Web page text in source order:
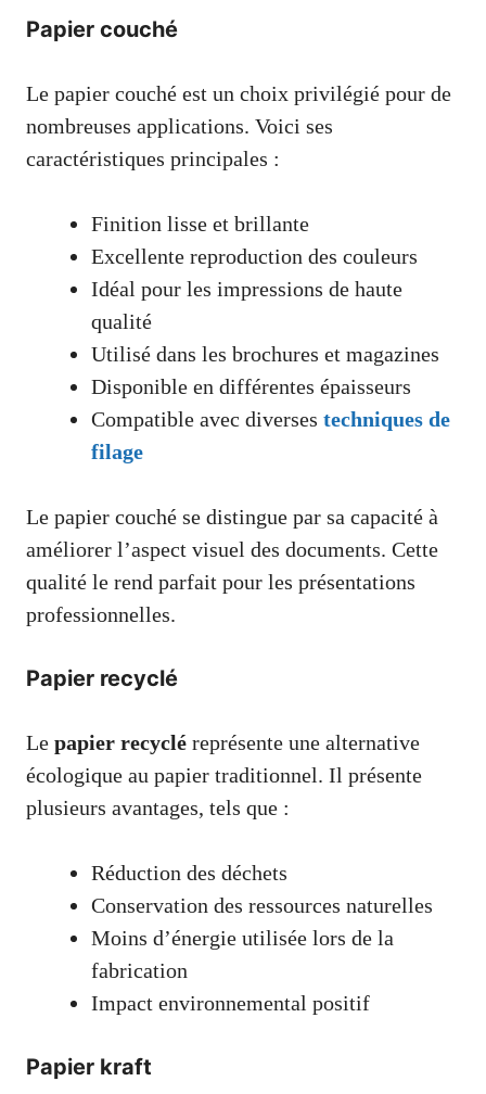
Papier couché
Le papier couché est un choix privilégié pour de
nombreuses applications. Voici ses
caractéristiques principales :
Finition lisse et brillante
Excellente reproduction des couleurs
Idéal pour les impressions de haute
qualité
Utilisé dans les brochures et magazines
Disponible en différentes épaisseurs
Compatible avec diverses techniques de
filage
Le papier couché se distingue par sa capacité à
améliorer l’aspect visuel des documents. Cette
qualité le rend parfait pour les présentations
professionnelles.
Papier recyclé
Le papier recyclé représente une alternative
écologique au papier traditionnel. Il présente
plusieurs avantages, tels que :
Réduction des déchets
Conservation des ressources naturelles
Moins d’énergie utilisée lors de la
fabrication
Impact environnemental positif
Papier kraft